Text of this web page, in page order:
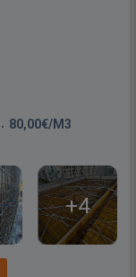
80,00€/M3
+4